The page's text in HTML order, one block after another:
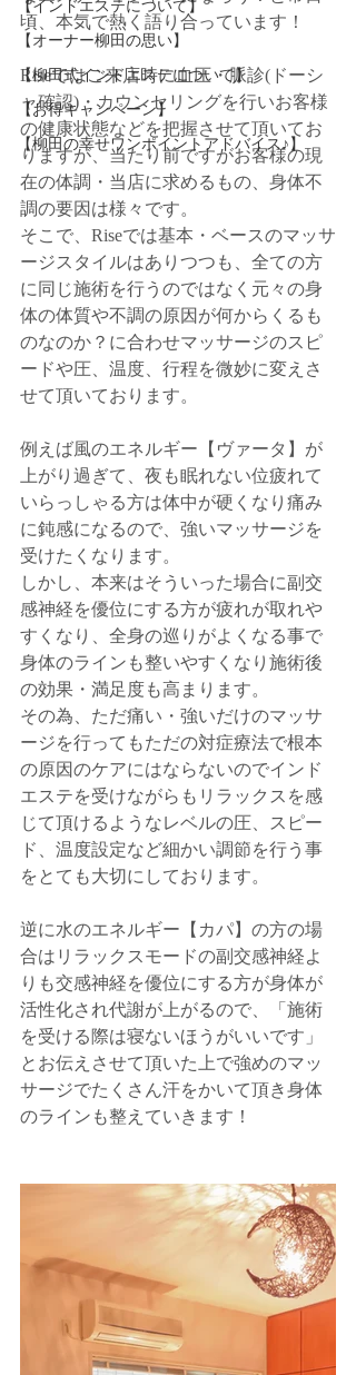
【インドエステについて】
【オーナー柳田の思い】
【柳田式インドエステについて】
【お得キャンペーン】
【柳田の幸せワンポイントアドバイス♪】
頃、本気で熱く語り合っています！
Riseではご来店時に血圧・脈診(ドーシ
ャ確認)・カウンセリングを行いお客様
の健康状態などを把握させて頂いてお
りますが、当たり前ですがお客様の現
在の体調・当店に求めるもの、身体不
調の要因は様々です。
そこで、Riseでは基本・ベースのマッサ
ージスタイルはありつつも、全ての方
に同じ施術を行うのではなく元々の身
体の体質や不調の原因が何からくるも
のなのか？に合わせマッサージのスピ
ードや圧、温度、行程を微妙に変えさ
せて頂いております。
例えば風のエネルギー【ヴァータ】が
上がり過ぎて、夜も眠れない位疲れて
いらっしゃる方は体中が硬くなり痛み
に鈍感になるので、強いマッサージを
受けたくなります。
しかし、本来はそういった場合に副交
感神経を優位にする方が疲れが取れや
すくなり、全身の巡りがよくなる事で
身体のラインも整いやすくなり施術後
の効果・満足度も高まります。
その為、ただ痛い・強いだけのマッサ
ージを行ってもただの対症療法で根本
の原因のケアにはならないのでインド
エステを受けながらもリラックスを感
じて頂けるようなレベルの圧、スピー
ド、温度設定など細かい調節を行う事
をとても大切にしております。
逆に水のエネルギー【カパ】の方の場
合はリラックスモードの副交感神経よ
りも交感神経を優位にする方が身体が
活性化され代謝が上がるので、「施術
を受ける際は寝ないほうがいいです」
とお伝えさせて頂いた上で強めのマッ
サージでたくさん汗をかいて頂き身体
のラインも整えていきます！